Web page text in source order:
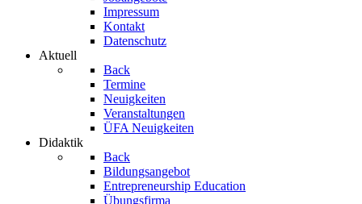
Impressum
Kontakt
Datenschutz
Aktuell
Back
Termine
Neuigkeiten
Veranstaltungen
ÜFA Neuigkeiten
Didaktik
Back
Bildungsangebot
Entrepreneurship Education
Übungsfirma